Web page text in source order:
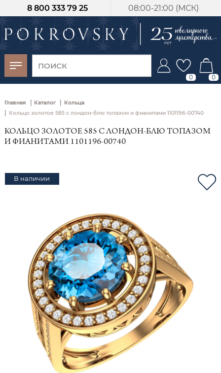
08:00-21:00 (МСК)
8 800 333 79 25
0 0
Главная | Каталог | Кольца
| Кольцо золотое 585 с лондон‑блю топазом и фианитами 1101196-00740
КОЛЬЦО ЗОЛОТОЕ 585 С ЛОНДОН‑БЛЮ ТОПАЗОМ
И ФИАНИТАМИ 1101196-00740
В наличии
-30%
от 15 дней с
момента оплаты